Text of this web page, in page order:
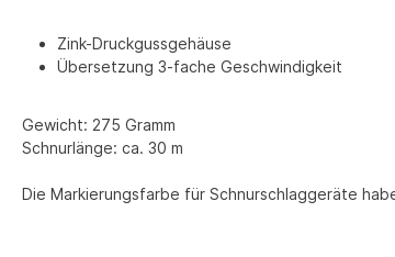
Zink-Druckgussgehäuse
Übersetzung 3-fache Geschwindigkeit
Gewicht: 275 Gramm
Schnurlänge: ca. 30 m
Die Markierungsfarbe für Schnurschlaggeräte